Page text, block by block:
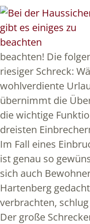
beachten! Die
riesiger Schreck:
wohlverdiente
übernimmt die
die wichtige
dreisten
Im Fall eines
ist genau so
sich auch
Hartenberg
verbrachten,
Der große